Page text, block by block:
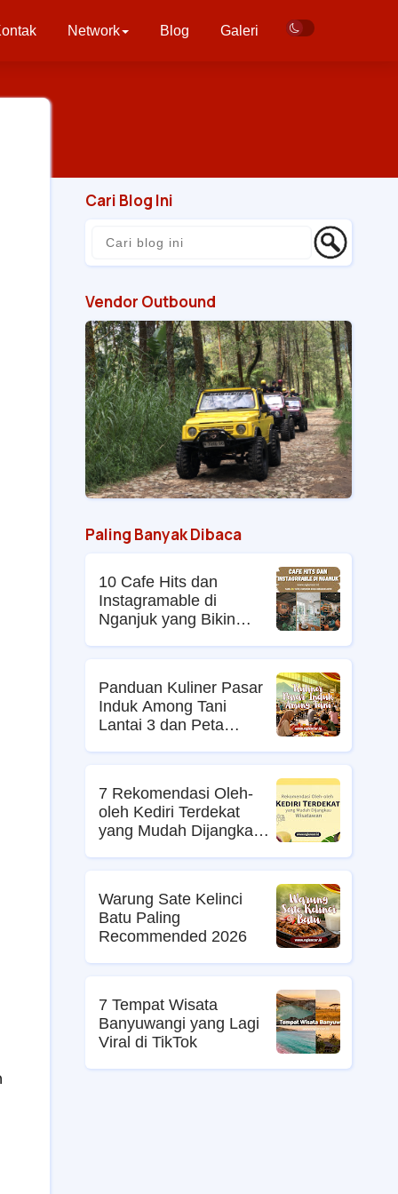
Network Blog Galeri
Cari Blog Ini
Vendor Outbound
Paling Banyak Dibaca
10 Cafe Hits dan
Instagramable di
Nganjuk yang Bikin
Panduan Kuliner Pasar
Induk Among Tani
Lantai 3 dan Peta
7 Rekomendasi Oleh-
oleh Kediri Terdekat
yang Mudah Dijangkau
Warung Sate Kelinci
Batu Paling
Recommended 2026
7 Tempat Wisata
Banyuwangi yang Lagi
Viral di TikTok